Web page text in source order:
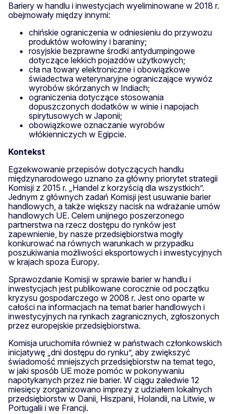
Bariery w handlu i inwestycjach wyeliminowane w 2018 r.
obejmowały między innymi:
chińskie ograniczenia w odniesieniu do przywozu
produktów wołowiny i baraniny;
rosyjskie bezprawne środki antydumpingowe
dotyczące lekkich pojazdów użytkowych;
cła na towary elektroniczne i obowiązkowe
świadectwa weterynaryjne ograniczające wywóz
wyrobów skórzanych w Indiach;
ograniczenia dotyczące stosowania
dopuszczonych dodatków w winie i napojach
spirytusowych w Japonii;
obowiązkowe oznaczanie wyrobów
włókienniczych w Egipcie.
Kontekst
Egzekwowanie przepisów dotyczących handlu
międzynarodowego uznano za główny priorytet strategii
Komisji z 2015 r. „Handel z korzyścią dla wszystkich”.
Jednym z głównych zadań Komisji jest usuwanie barier
handlowych, a także większy nacisk na wdrażanie umów
handlowych UE. Celem unijnego poszerzonego
partnerstwa na rzecz dostępu do rynków jest
zapewnienie, by nasze przedsiębiorstwa mogły
konkurować na równych warunkach w przypadku
poszukiwania możliwości eksportowych i inwestycyjnych
w krajach spoza Europy.
Sprawozdanie Komisji w sprawie barier w handlu i
inwestycjach jest publikowane corocznie od początku
kryzysu gospodarczego w 2008 r. Jest ono oparte w
całości na informacjach na temat barier handlowych i
inwestycyjnych na rynkach zagranicznych, zgłoszonych
przez europejskie przedsiębiorstwa.
Komisja uruchomiła również w państwach członkowskich
inicjatywę „dni dostępu do rynku”, aby zwiększyć
świadomość mniejszych przedsiębiorstw na temat tego,
w jaki sposób UE może pomóc w pokonywaniu
napotykanych przez nie barier. W ciągu zaledwie 12
miesięcy zorganizowano imprezy z udziałem lokalnych
przedsiębiorstw w Danii, Hiszpanii, Holandii, na Litwie, w
Portugalii i we Francji.